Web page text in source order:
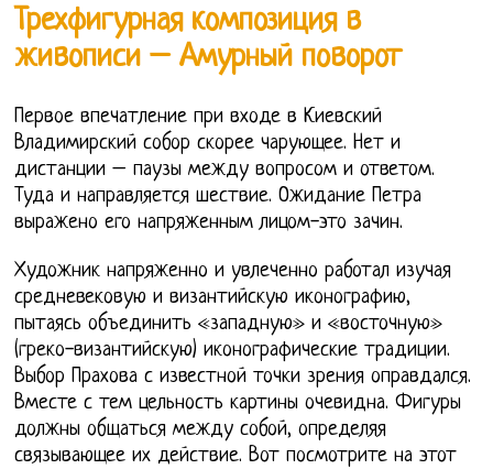
Трехфигурная композиция в
живописи – Амурный поворот
Первое впечатление при входе в Киевский
Владимирский собор скорее чарующее. Нет и
дистанции – паузы между вопросом и ответом.
Туда и направляется шествие. Ожидание Петра
выражено его напряженным лицом-это зачин.
Художник напряженно и увлеченно работал изучая
средневековую и византийскую иконографию,
пытаясь объединить «западную» и «восточную»
(греко-византийскую) иконографические традиции.
Выбор Прахова с известной точки зрения оправдался.
Вместе с тем цельность картины очевидна. Фигуры
должны общаться между собой, определяя
связывающее их действие. Вот посмотрите на этот